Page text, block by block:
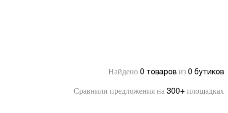
Найдено 0 товаров из 0 бутиков
Сравнили предложения на 300+ площадках